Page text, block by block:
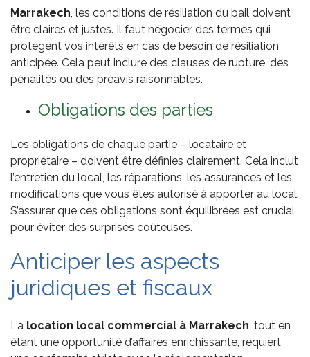
Marrakech, les conditions de résiliation du bail doivent
être claires et justes. Il faut négocier des termes qui
protègent vos intérêts en cas de besoin de résiliation
anticipée. Cela peut inclure des clauses de rupture, des
pénalités ou des préavis raisonnables.
Obligations des parties
Les obligations de chaque partie – locataire et
propriétaire – doivent être définies clairement. Cela inclut
l’entretien du local, les réparations, les assurances et les
modifications que vous êtes autorisé à apporter au local.
S’assurer que ces obligations sont équilibrées est crucial
pour éviter des surprises coûteuses.
Anticiper les aspects
juridiques et fiscaux
La location local commercial à Marrakech, tout en
étant une opportunité d’affaires enrichissante, requiert